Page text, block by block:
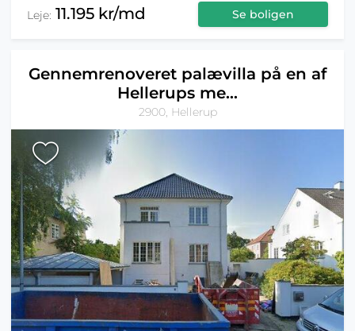
Leje: 11.195 kr/md Se boligen
Gennemrenoveret palævilla på en af
Hellerups me...
2900, Hellerup